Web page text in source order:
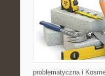
problematyczna i